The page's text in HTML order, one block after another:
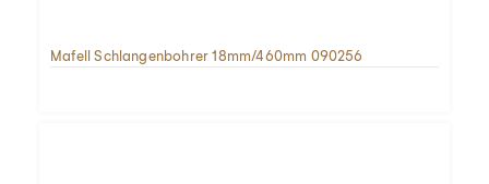
Mafell Schlangenbohrer 18mm/460mm 090256